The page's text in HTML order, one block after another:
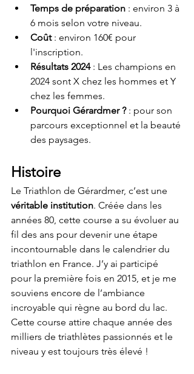
Temps de préparation : environ 3 à
6 mois selon votre niveau.
Coût : environ 160€ pour
l'inscription.
Résultats 2024 : Les champions en
2024 sont X chez les hommes et Y
chez les femmes.
Pourquoi Gérardmer ? : pour son
parcours exceptionnel et la beauté
des paysages.
Histoire
Le Triathlon de Gérardmer, c’est une
véritable institution. Créée dans les
années 80, cette course a su évoluer au
fil des ans pour devenir une étape
incontournable dans le calendrier du
triathlon en France. J’y ai participé
pour la première fois en 2015, et je me
souviens encore de l’ambiance
incroyable qui règne au bord du lac.
Cette course attire chaque année des
milliers de triathlètes passionnés et le
niveau y est toujours très élevé !